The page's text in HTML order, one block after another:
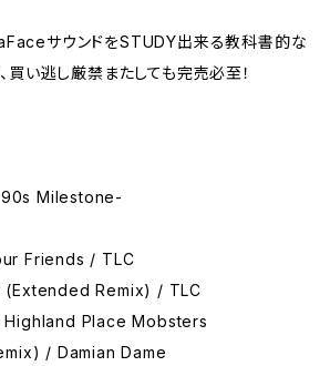
サウンドをSTUDY出来る教科書的な
買い逃し厳禁またしても完売必至！
Milestone-
Friends / TLC
(Extended Remix) / TLC
Place Mobsters
/ Damian Dame